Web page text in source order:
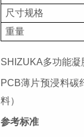
尺寸规格
重量
SHIZUKA多功能凝
PCB薄片预浸料碳
料）
参考标准